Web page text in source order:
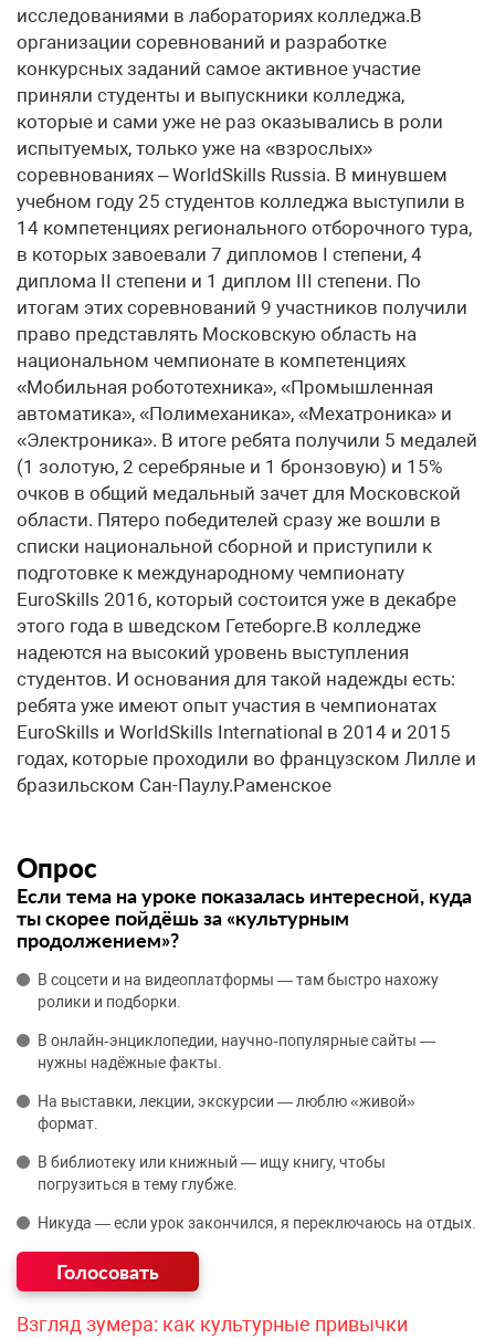
исследованиями в лабораториях колледжа.В
организации соревнований и разработке
конкурсных заданий самое активное участие
приняли студенты и выпускники колледжа,
которые и сами уже не раз оказывались в роли
испытуемых, только уже на «взрослых»
соревнованиях – WorldSkills Russia. В минувшем
учебном году 25 студентов колледжа выступили в
14 компетенциях регионального отборочного тура,
в которых завоевали 7 дипломов I степени, 4
диплома II степени и 1 диплом III степени. По
итогам этих соревнований 9 участников получили
право представлять Московскую область на
национальном чемпионате в компетенциях
«Мобильная робототехника», «Промышленная
автоматика», «Полимеханика», «Мехатроника» и
«Электроника». В итоге ребята получили 5 медалей
(1 золотую, 2 серебряные и 1 бронзовую) и 15%
очков в общий медальный зачет для Московской
области. Пятеро победителей сразу же вошли в
списки национальной сборной и приступили к
подготовке к международному чемпионату
EuroSkills 2016, который состоится уже в декабре
этого года в шведском Гетеборге.В колледже
надеются на высокий уровень выступления
студентов. И основания для такой надежды есть:
ребята уже имеют опыт участия в чемпионатах
EuroSkills и WorldSkills International в 2014 и 2015
годах, которые проходили во французском Лилле и
бразильском Сан-Паулу.Раменское
Опрос
Если тема на уроке показалась интересной, куда
ты скорее пойдёшь за «культурным
продолжением»?
В соцсети и на видеоплатформы — там быстро нахожу
ролики и подборки.
В онлайн‑энциклопедии, научно‑популярные сайты —
нужны надёжные факты.
На выставки, лекции, экскурсии — люблю «живой»
формат.
В библиотеку или книжный — ищу книгу, чтобы
погрузиться в тему глубже.
Никуда — если урок закончился, я переключаюсь на отдых.
Взгляд зумера: как культурные привычки